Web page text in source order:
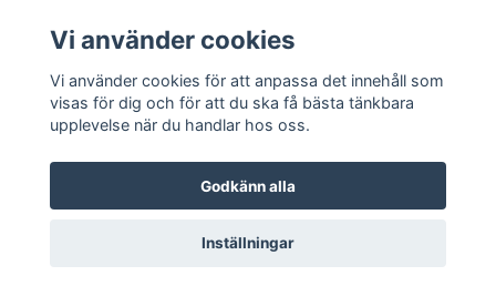
© 2026 RetroDisk
Vi använder cookies
Vi använder cookies för att anpassa det innehåll som
visas för dig och för att du ska få bästa tänkbara
upplevelse när du handlar hos oss.
Godkänn alla
Inställningar